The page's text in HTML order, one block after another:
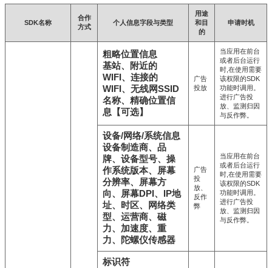
SDK名称
合作
方式
个人信息字段与类型
用途
和目
的
申请时机
粗略位置信息
基站、附近的
WIFI、连接的
WIFI、无线网SSID
名称、精确位置信
息【可选】
广告
投放
当应用在前台
或者后台运行
时,在使用需要
该权限的SDK
功能时调用。
进行广告投
放、监测归因
与反作弊。
设备/网络/系统信息
设备制造商、品
牌、设备型号、操
作系统版本、屏幕
分辨率、屏幕方
向、屏幕DPI、IP地
址、时区、网络类
型、运营商、磁
力、加速度、重
力、陀螺仪传感器
广告
投
放、
反作
弊
当应用在前台
或者后台运行
时,在使用需要
该权限的SDK
功能时调用。
进行广告投
放、监测归因
与反作弊。
标识符